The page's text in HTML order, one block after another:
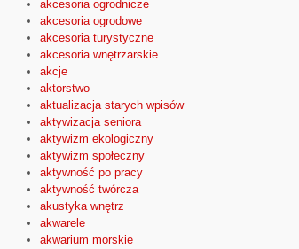
akcesoria ogrodnicze
akcesoria ogrodowe
akcesoria turystyczne
akcesoria wnętrzarskie
akcje
aktorstwo
aktualizacja starych wpisów
aktywizacja seniora
aktywizm ekologiczny
aktywizm społeczny
aktywność po pracy
aktywność twórcza
akustyka wnętrz
akwarele
akwarium morskie